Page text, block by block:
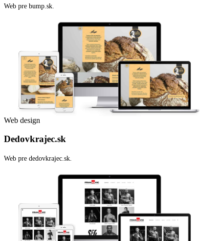
Web pre bump.sk.
Web design
Dedovkrajec.sk
Web pre dedovkrajec.sk.